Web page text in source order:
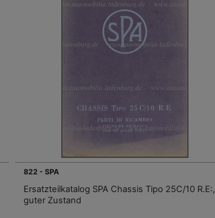
822 - SPA
Ersatzteilkatalog SPA Chassis Tipo 25C/10 R.E:,
guter Zustand